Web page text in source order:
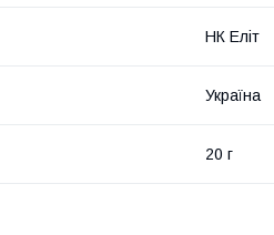
НК Еліт
Україна
20 г